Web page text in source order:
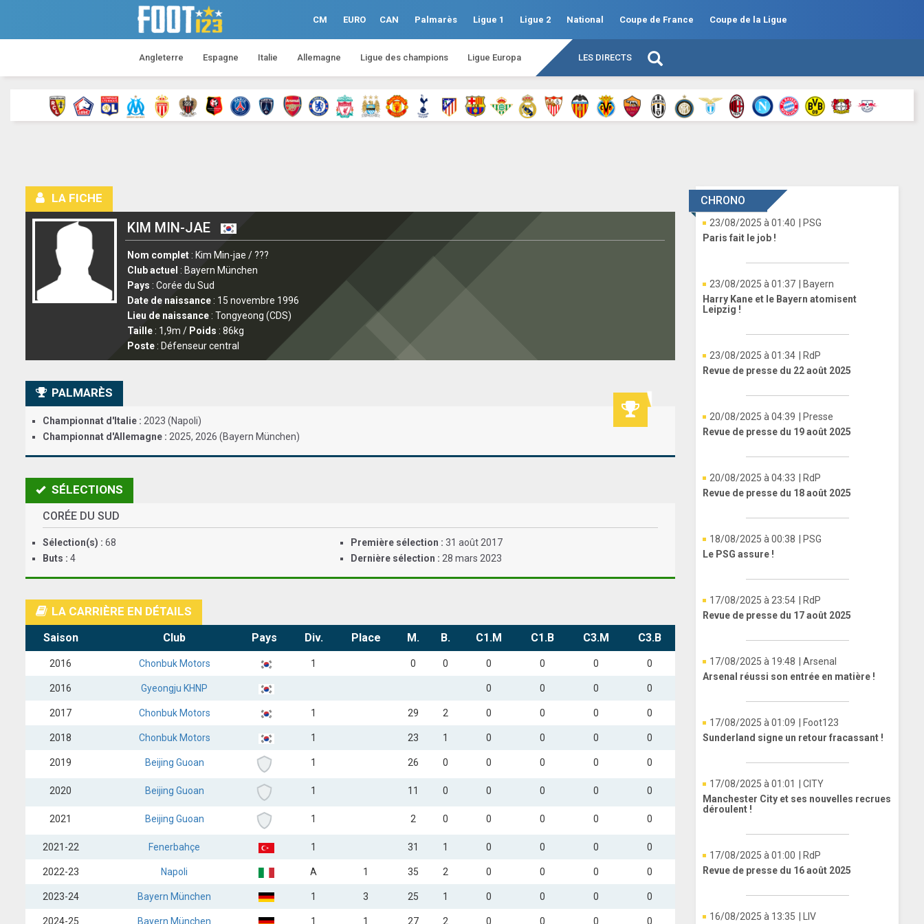
CM EURO CAN Palmarès Ligue 1 Ligue 2 National Coupe de France Coupe de la Ligue
Angleterre Espagne Italie Allemagne Ligue des champions Ligue Europa LES DIRECTS
LA FICHE
KIM MIN-JAE
Nom complet : Kim Min-jae / ???
Club actuel : Bayern München
Pays : Corée du Sud
Date de naissance: 15 novembre 1996
Lieu de naissance: Tongyeong (CDS)
Taille: 1,9m / Poids : 86kg
Poste: Défenseur central
PALMARÈS
Championnat d'Italie : 2023 (Napoli)
Championnat d'Allemagne : 2025, 2026 (Bayern München)
SÉLECTIONS
CORÉE DU SUD
Sélection(s) : 68
Buts : 4
Première sélection : 31 août 2017
Dernière sélection : 28 mars 2023
LA CARRIÈRE EN DÉTAILS
Saison Club Pays Div. Place M. B. C1.M C1.B C3.M C3.B
2016 Chonbuk Motors 1 0 0 0 0 0 0
2016 Gyeongju KHNP 0 0 0 0
2017 Chonbuk Motors 1 29 2 0 0 0 0
2018 Chonbuk Motors 1 23 1 0 0 0 0
2019 Beijing Guoan 1 26 0 0 0 0 0
2020 Beijing Guoan 1 11 0 0 0 0 0
2021 Beijing Guoan 1 2 0 0 0 0 0
2021-22 Fenerbahçe 1 31 1 0 0 0 0
2022-23 Napoli A 1 35 2 0 0 0 0
2023-24 Bayern München 1 3 25 1 0 0 0 0
2024-25 Bayern München 1 1 27 2 0 0 0 0
CHRONO
23/08/2025 à 01:40
| PSG
Paris fait le job !
23/08/2025 à 01:37
| Bayern
Harry Kane et le Bayern atomisent
Leipzig !
23/08/2025 à 01:34
| RdP
Revue de presse du 22 août 2025
20/08/2025 à 04:39
| Presse
Revue de presse du 19 août 2025
20/08/2025 à 04:33
| RdP
Revue de presse du 18 août 2025
18/08/2025 à 00:38
| PSG
Le PSG assure !
17/08/2025 à 23:54
| RdP
Revue de presse du 17 août 2025
17/08/2025 à 19:48
| Arsenal
Arsenal réussi son entrée en matière !
17/08/2025 à 01:09
| Foot123
Sunderland signe un retour fracassant !
17/08/2025 à 01:01
| CITY
Manchester City et ses nouvelles recrues
déroulent !
17/08/2025 à 01:00
| RdP
Revue de presse du 16 août 2025
16/08/2025 à 13:35
| LIV